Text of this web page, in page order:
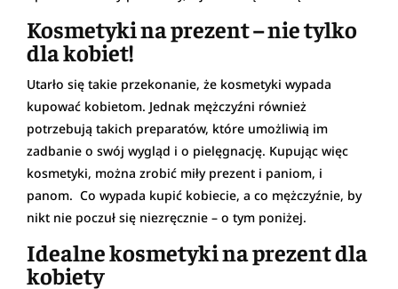
Kosmetyki na prezent – nie tylko
dla kobiet!
Utarło się takie przekonanie, że kosmetyki wypada
kupować kobietom. Jednak mężczyźni również
potrzebują takich preparatów, które umożliwią im
zadbanie o swój wygląd i o pielęgnację. Kupując więc
kosmetyki, można zrobić miły prezent i paniom, i
panom. Co wypada kupić kobiecie, a co mężczyźnie, by
nikt nie poczuł się niezręcznie – o tym poniżej.
Idealne kosmetyki na prezent dla
kobiety